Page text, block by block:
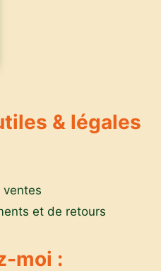
& légales
ventes
et de retours
moi :